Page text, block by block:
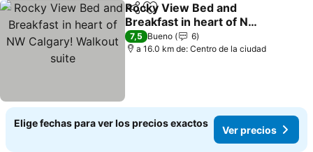
CompartirAgregar a favoritos
Rocky View Bed and
Breakfast in heart of NW
Calgary! Walkout suite
Ver precios
7,5 Bueno
6
a 16.0 km de: Centro de la ciudad
Elige fechas para ver los precios exactos
Ver precios